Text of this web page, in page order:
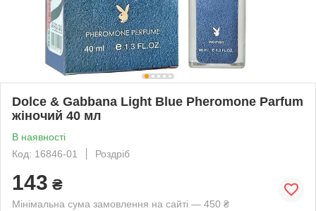
Dolce & Gabbana Light Blue Pheromone Parfum
жіночий 40 мл
В наявності
Код: 16846-01
Роздріб
143 ₴
Мінімальна сума замовлення на сайті — 450 ₴